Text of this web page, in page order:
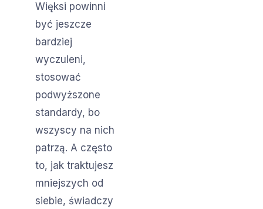
Więksi powinni
być jeszcze
bardziej
wyczuleni,
stosować
podwyższone
standardy, bo
wszyscy na nich
patrzą. A często
to, jak traktujesz
mniejszych od
siebie, świadczy